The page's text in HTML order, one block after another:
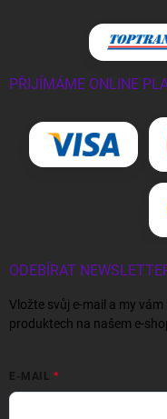
PŘIJÍMÁME ONLINE
ODEBÍRAT
Vložte svůj e-mail a my
produktech na našem e-
E-MAIL